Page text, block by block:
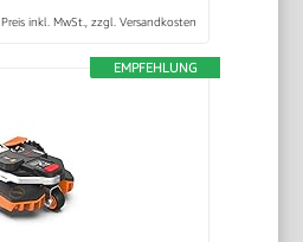
Preis inkl. MwSt., zzgl. Versandkosten
EMPFEHLUNG